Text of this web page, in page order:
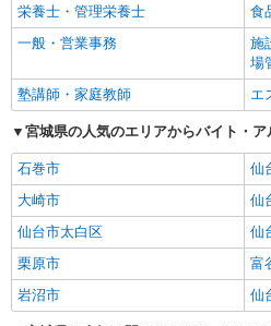
栄養士・管理栄養士
食
一般・営業事務
施
場
塾講師・家庭教師
エ
宮城県の人気のエリアからバイト・
石巻市
仙
大崎市
仙
仙台市太白区
仙
栗原市
富
岩沼市
仙